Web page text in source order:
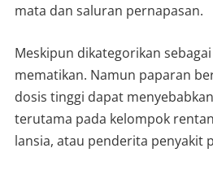
mata dan saluran pernapasan.
Meskipun dikategorikan
mematikan. Namun paparan
dosis tinggi dapat
terutama pada kelompok
lansia, atau penderita penyakit